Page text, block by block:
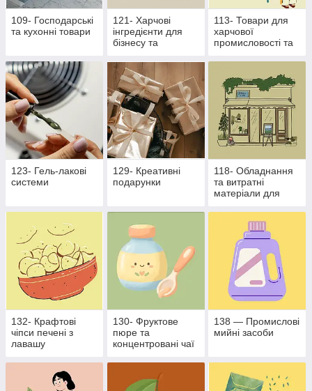
109- Господарські
та кухонні товари
121- Харчові
інгредієнти для
бізнесу та
113- Товари для
харчової
промисловості та
бізнесу
123- Гель-лакові
системи
129- Креативні
подарунки
118- Обладнання
та витратні
матеріали для
промисловості
132- Крафтові
чіпси печені з
лавашу
130- Фруктове
пюре та
концентровані чаї
138 — Промислові
мийні засоби